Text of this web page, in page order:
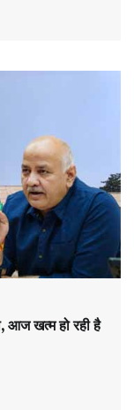
आज खत्म हो रही है